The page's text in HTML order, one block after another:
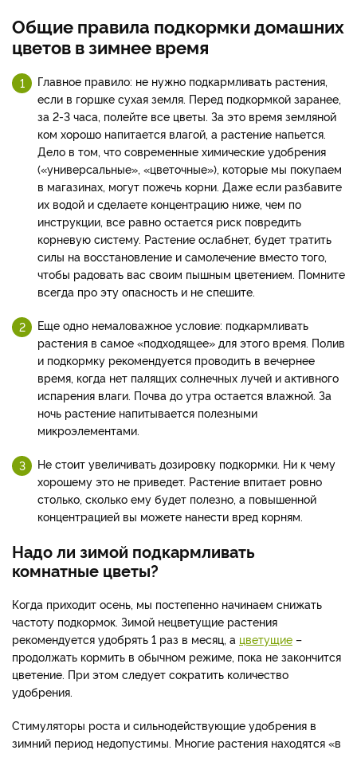
Общие правила подкормки домашних
цветов в зимнее время
Главное правило: не нужно подкармливать растения,
если в горшке сухая земля. Перед подкормкой заранее,
за 2-3 часа, полейте все цветы. За это время земляной
ком хорошо напитается влагой, а растение напьется.
Дело в том, что современные химические удобрения
(«универсальные», «цветочные»), которые мы покупаем
в магазинах, могут пожечь корни. Даже если разбавите
их водой и сделаете концентрацию ниже, чем по
инструкции, все равно остается риск повредить
корневую систему. Растение ослабнет, будет тратить
силы на восстановление и самолечение вместо того,
чтобы радовать вас своим пышным цветением. Помните
всегда про эту опасность и не спешите.
Еще одно немаловажное условие: подкармливать
растения в самое «подходящее» для этого время. Полив
и подкормку рекомендуется проводить в вечернее
время, когда нет палящих солнечных лучей и активного
испарения влаги. Почва до утра остается влажной. За
ночь растение напитывается полезными
микроэлементами.
Не стоит увеличивать дозировку подкормки. Ни к чему
хорошему это не приведет. Растение впитает ровно
столько, сколько ему будет полезно, а повышенной
концентрацией вы можете нанести вред корням.
Надо ли зимой подкармливать
комнатные цветы?
Когда приходит осень, мы постепенно начинаем снижать
частоту подкормок. Зимой нецветущие растения
рекомендуется удобрять 1 раз в месяц, а цветущие –
продолжать кормить в обычном режиме, пока не закончится
цветение. При этом следует сократить количество
удобрения.
Стимуляторы роста и сильнодействующие удобрения в
зимний период недопустимы. Многие растения находятся «в